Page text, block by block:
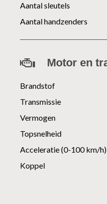
Aantal sleutels
Aantal handzenders
Motor en
Brandstof
Transmissie
Vermogen
Topsnelheid
Acceleratie (0-100 km/h)
Koppel